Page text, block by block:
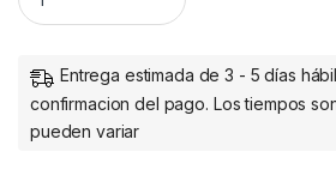
Entrega estimada de 3 - 5 días
confirmacion del pago. Los tiempos
pueden variar